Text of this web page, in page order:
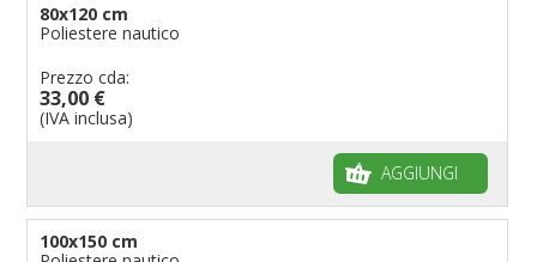
80x120 cm
Poliestere nautico
Prezzo cda:
33,00 €
(IVA inclusa)
AGGIUNGI
100x150 cm